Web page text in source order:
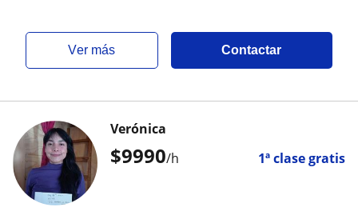
ver más Contactar
$9990/h 1ª clase gratis
Verónica